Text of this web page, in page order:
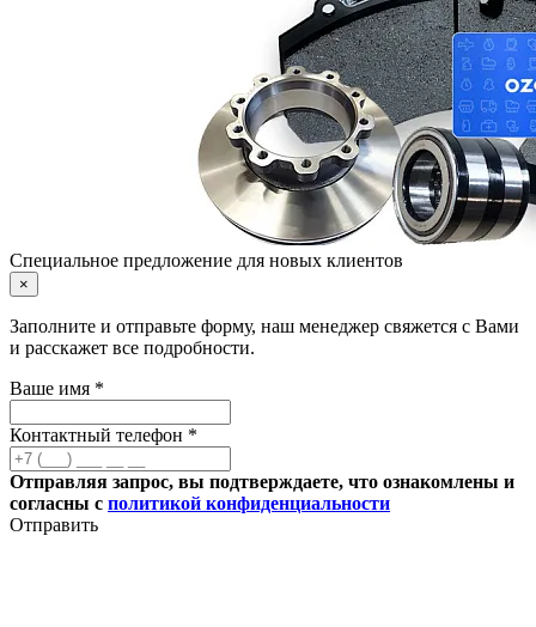
Специальное предложение для новых клиентов
×
Заполните и отправьте форму, наш менеджер свяжется с Вами
и расскажет все подробности.
Ваше имя *
Контактный телефон *
Отправляя запрос, вы подтверждаете, что ознакомлены и
согласны с политикой конфиденциальности
Отправить